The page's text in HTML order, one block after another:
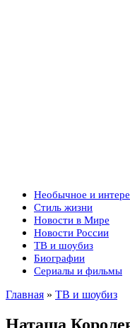
Необычное и
Стиль жизни
Новости в Мире
Новости России
ТВ и шоубиз
Биографии
Сериалы и фильмы
Главная » ТВ и шоубиз